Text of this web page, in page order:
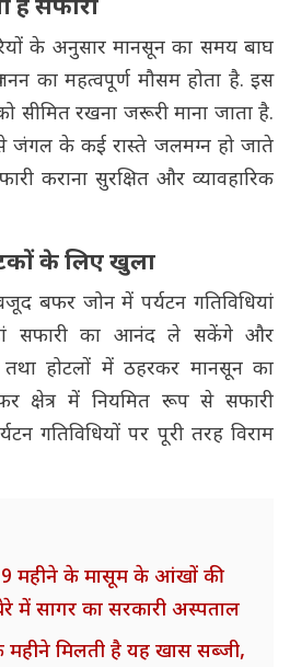
है सफारी
के अनुसार मानसून का समय बाघ
का महत्वपूर्ण मौसम होता है. इस
सीमित रखना जरूरी माना जाता है.
से जंगल के कई रास्ते जलमग्न हो जाते
कराना सुरक्षित और व्यावहारिक
के लिए खुला
बफर जोन में पर्यटन गतिविधियां
सफारी का आनंद ले सकेंगे और
तथा होटलों में ठहरकर मानसून का
में नियमित रूप से सफारी
गतिविधियों पर पूरी तरह विराम
महीने के मासूम के आंखों की
में सागर का सरकारी अस्पताल
महीने मिलती है यह खास सब्जी,